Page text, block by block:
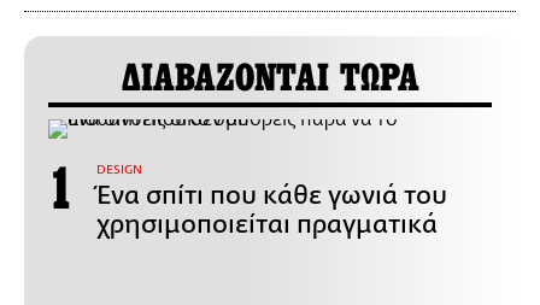
ΔΙΑΒΑΖΟΝΤΑΙ ΤΩΡΑ
DESIGN
Ένα σπίτι που κάθε γωνιά του
χρησιμοποιείται πραγματικά